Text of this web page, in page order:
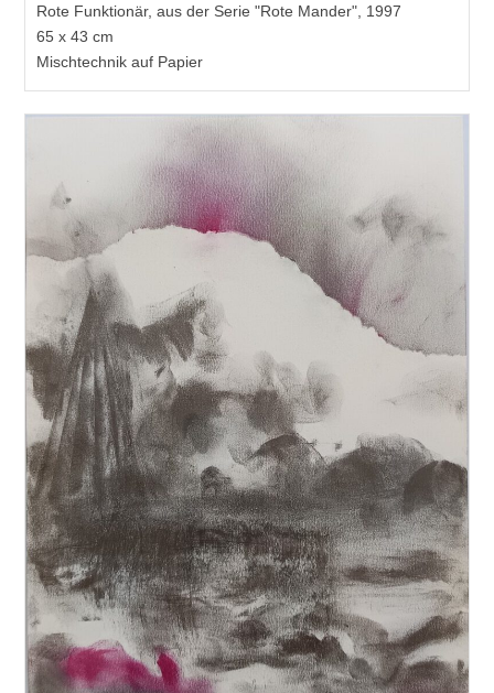
Rote Funktionär, aus der Serie "Rote Mander", 1997
65 x 43 cm
Mischtechnik auf Papier